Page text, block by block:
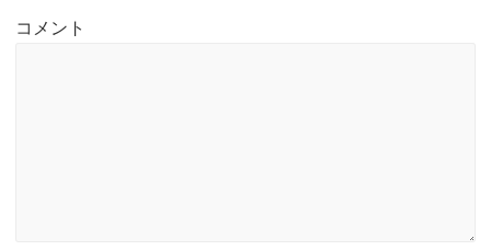
コメント